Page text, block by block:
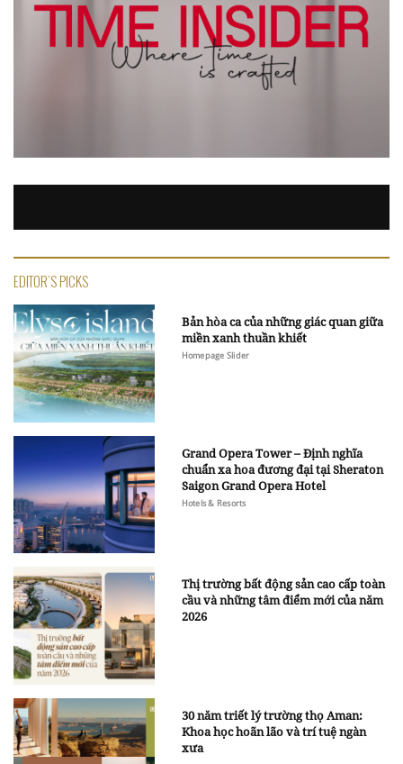
EDITOR'S PICKS
Bản hòa ca của những giác quan giữa
miền xanh thuần khiết
Homepage Slider
Grand Opera Tower – Định nghĩa
chuẩn xa hoa đương đại tại Sheraton
Saigon Grand Opera Hotel
Hotels & Resorts
Thị trường bất động sản cao cấp toàn
cầu và những tâm điểm mới của năm
2026
30 năm triết lý trường thọ Aman:
Khoa học hoãn lão và trí tuệ ngàn
xưa